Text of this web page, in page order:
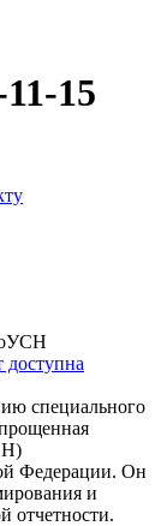
15
доступна
специального
Федерации. Он
и
отчетности.